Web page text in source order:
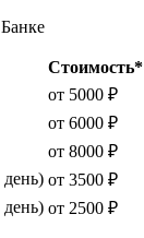
Стоимость*
от 5000 ₽
от 6000 ₽
от 8000 ₽
от 3500 ₽
от 2500 ₽